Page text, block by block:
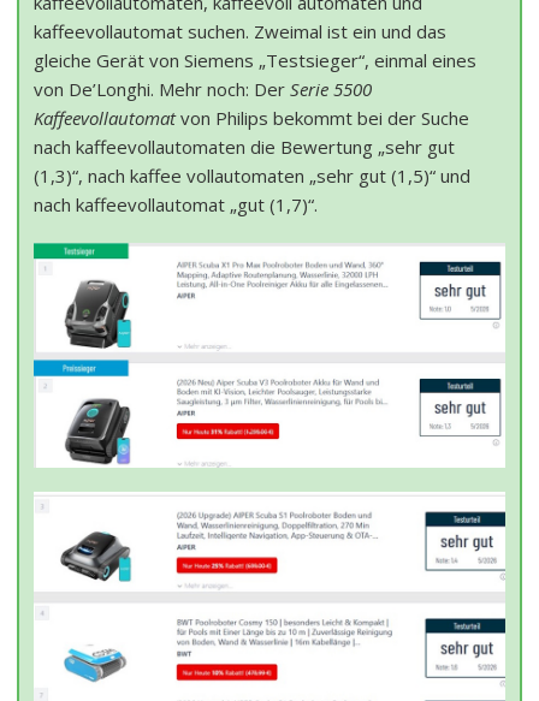
kaffeevollautomat suchen. Zweimal ist ein und das
gleiche Gerät von Siemens „Testsieger“, einmal eines
von De’Longhi. Mehr noch: Der Serie 5500
Kaffeevollautomatvon Philips bekommt bei der Suche
nach kaffeevollautomaten die Bewertung „sehr gut
(1,3)“, nach kaffee vollautomaten „sehr gut (1,5)“ und
nach kaffeevollautomat „gut (1,7)“.